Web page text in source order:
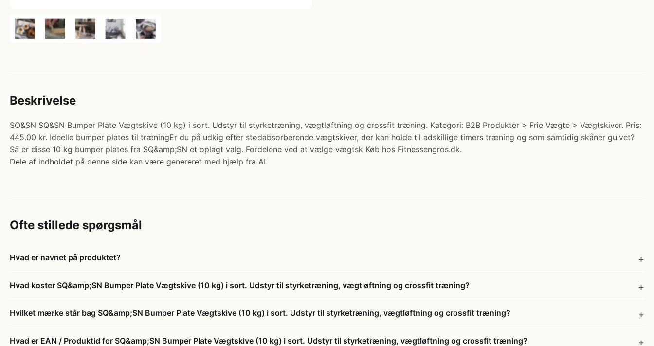
Beskrivelse
SQ&SN SQ&SN Bumper Plate Vægtskive (10 kg) i sort. Udstyr til styrketræning, vægtløftning og crossfit træning. Kategori: B2B Produkter > Frie Vægte > Vægtskiver. Pris:
445.00 kr. Ideelle bumper plates til træningEr du på udkig efter stødabsorberende vægtskiver, der kan holde til adskillige timers træning og som samtidig skåner gulvet?
Så er disse 10 kg bumper plates fra SQ&amp;SN et oplagt valg. Fordelene ved at vælge vægtsk Køb hos Fitnessengros.dk.
Dele af indholdet på denne side kan være genereret med hjælp fra AI.
Ofte stillede spørgsmål
Hvad er navnet på produktet?
Hvad koster SQ&amp;SN Bumper Plate Vægtskive (10 kg) i sort. Udstyr til styrketræning, vægtløftning og crossfit træning?
Hvilket mærke står bag SQ&amp;SN Bumper Plate Vægtskive (10 kg) i sort. Udstyr til styrketræning, vægtløftning og crossfit træning?
Hvad er EAN / Produktid for SQ&amp;SN Bumper Plate Vægtskive (10 kg) i sort. Udstyr til styrketræning, vægtløftning og crossfit træning?